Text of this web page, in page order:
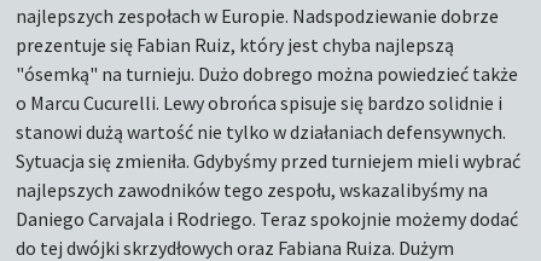
najlepszych zespołach w Europie. Nadspodziewanie dobrze
prezentuje się Fabian Ruiz, który jest chyba najlepszą
"ósemką" na turnieju. Dużo dobrego można powiedzieć także
o Marcu Cucurelli. Lewy obrońca spisuje się bardzo solidnie i
stanowi dużą wartość nie tylko w działaniach defensywnych.
Sytuacja się zmieniła. Gdybyśmy przed turniejem mieli wybrać
najlepszych zawodników tego zespołu, wskazalibyśmy na
Daniego Carvajala i Rodriego. Teraz spokojnie możemy dodać
do tej dwójki skrzydłowych oraz Fabiana Ruiza. Dużym